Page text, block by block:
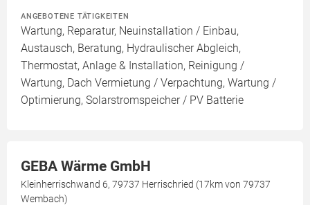
ANGEBOTENE TÄTIGKEITEN
Wartung, Reparatur, Neuinstallation / Einbau,
Austausch, Beratung, Hydraulischer Abgleich,
Thermostat, Anlage & Installation, Reinigung /
Wartung, Dach Vermietung / Verpachtung, Wartung /
Optimierung, Solarstromspeicher / PV Batterie
GEBA Wärme GmbH
Kleinherrischwand 6, 79737 Herrischried (17km von 79737
Wembach)